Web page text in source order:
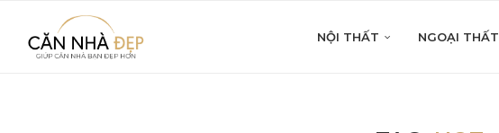
NỘI THẤT NGOẠI THẤT